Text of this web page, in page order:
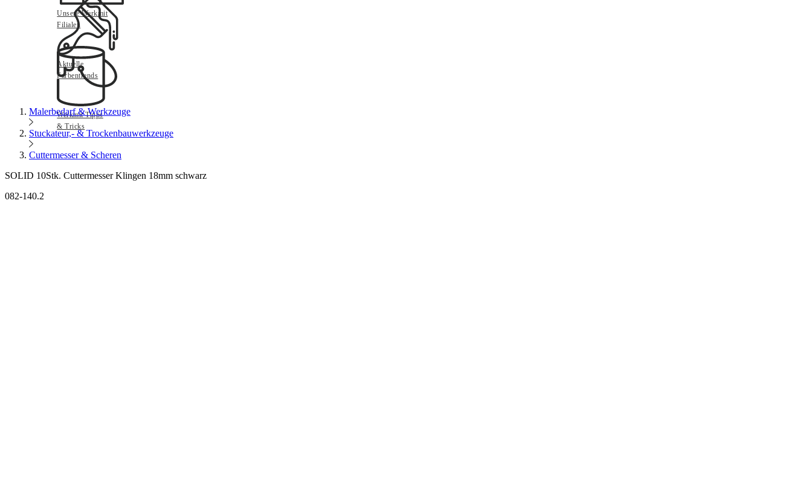
Unsere Werkmit
Filialen
Aktuelle
Farbentrends
Werkmit Tipps
& Tricks
Malerbedarf & Werkzeuge
Stuckateur,- & Trockenbauwerkzeuge
Cuttermesser & Scheren
SOLID 10Stk. Cuttermesser Klingen 18mm schwarz
082-140.2